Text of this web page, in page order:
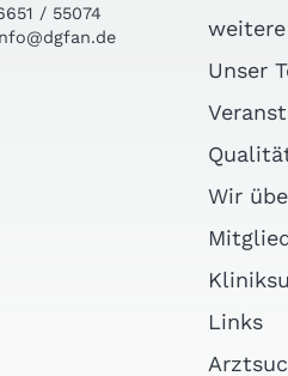
/ 55074
Unser
Wir
Links